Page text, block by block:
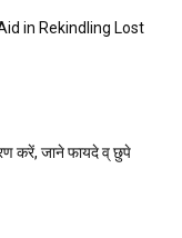
in Rekindling Lost
करें, जाने फायदे व् छुपे